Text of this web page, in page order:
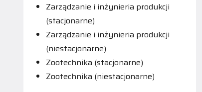
Zarządzanie i inżynieria produkcji
(stacjonarne)
Zarządzanie i inżynieria produkcji
(niestacjonarne)
Zootechnika (stacjonarne)
Zootechnika (niestacjonarne)